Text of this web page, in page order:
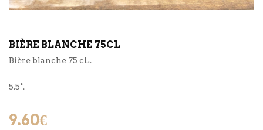
BIÈRE BLANCHE 75CL
Bière blanche 75 cL.
5.5°.
9.60€